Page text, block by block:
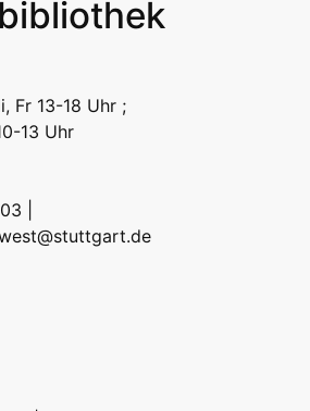
Fr 13-18 Uhr ;
13 Uhr
|